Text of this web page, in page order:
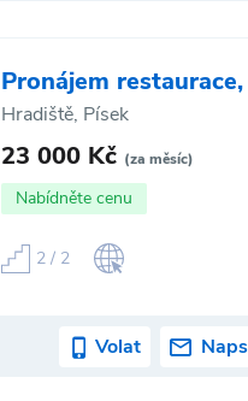
Pronájem
Hradiště, Písek
23 000 Kč (za měsíc)
Nabídněte cenu
2 / 2
Volat